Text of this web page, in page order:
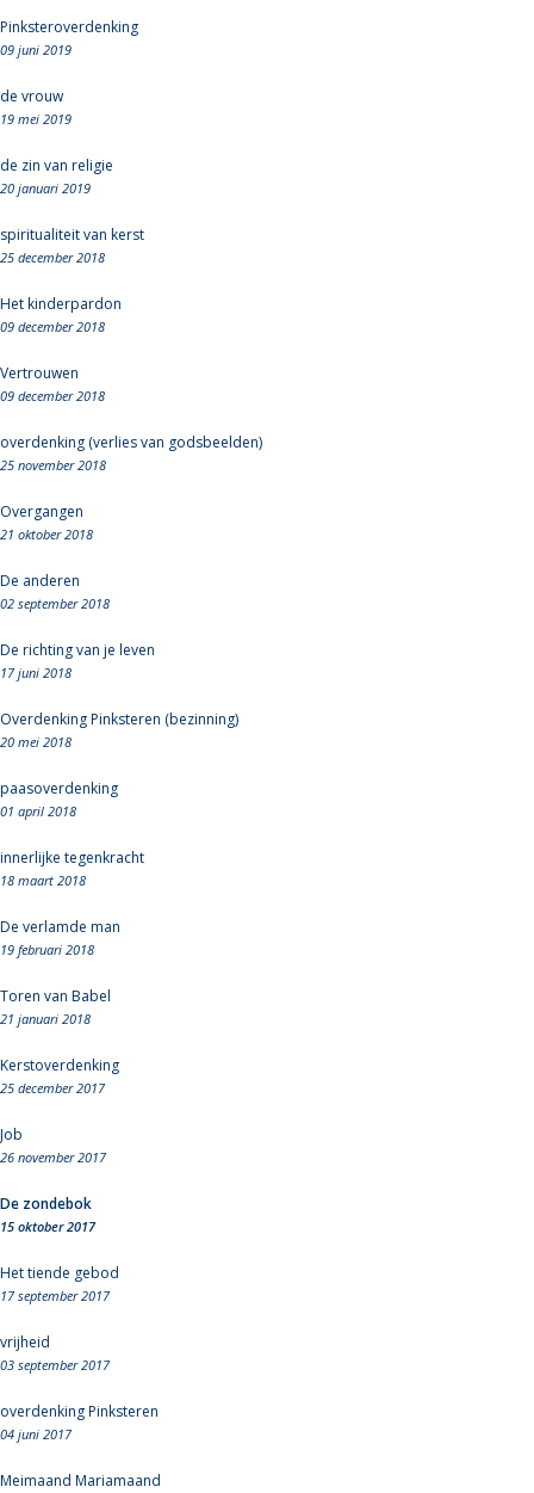
Pinksteroverdenking
09 juni 2019
de vrouw
19 mei 2019
de zin van religie
20 januari 2019
spiritualiteit van kerst
25 december 2018
Het kinderpardon
09 december 2018
Vertrouwen
09 december 2018
overdenking (verlies van godsbeelden)
25 november 2018
Overgangen
21 oktober 2018
De anderen
02 september 2018
De richting van je leven
17 juni 2018
Overdenking Pinksteren (bezinning)
20 mei 2018
paasoverdenking
01 april 2018
innerlijke tegenkracht
18 maart 2018
De verlamde man
19 februari 2018
Toren van Babel
21 januari 2018
Kerstoverdenking
25 december 2017
Job
26 november 2017
De zondebok
15 oktober 2017
Het tiende gebod
17 september 2017
vrijheid
03 september 2017
overdenking Pinksteren
04 juni 2017
Meimaand Mariamaand